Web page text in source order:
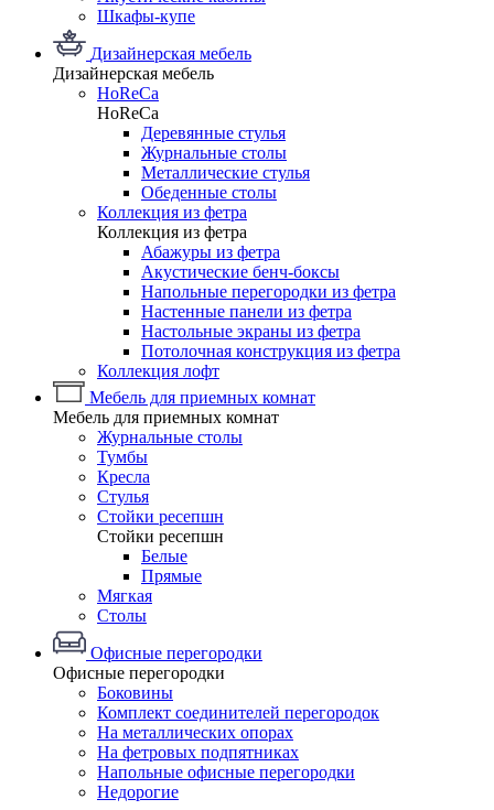
Шкафы-купе
Дизайнерская мебель
Дизайнерская мебель
HoReCa
HoReCa
Деревянные стулья
Журнальные столы
Металлические стулья
Обеденные столы
Коллекция из фетра
Коллекция из фетра
Абажуры из фетра
Акустические бенч-боксы
Напольные перегородки из фетра
Настенные панели из фетра
Настольные экраны из фетра
Потолочная конструкция из фетра
Коллекция лофт
Мебель для приемных комнат
Мебель для приемных комнат
Журнальные столы
Тумбы
Кресла
Стулья
Стойки ресепшн
Стойки ресепшн
Белые
Прямые
Мягкая
Столы
Офисные перегородки
Офисные перегородки
Боковины
Комплект соединителей перегородок
На металлических опорах
На фетровых подпятниках
Напольные офисные перегородки
Недорогие